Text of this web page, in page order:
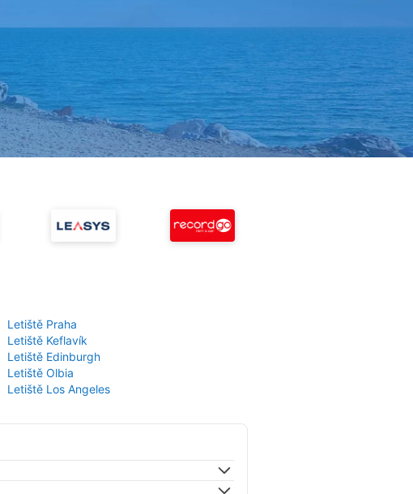
Letiště Praha
Letiště Keflavík
Letiště Edinburgh
Letiště Olbia
Letiště Los Angeles